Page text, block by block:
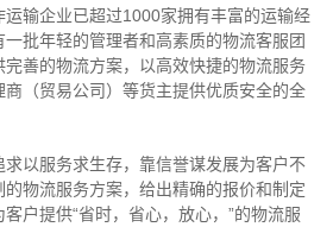
输企业已超过1000家拥有丰富的运输经
批年轻的管理者和高素质的物流客服团
完善的物流方案，以高效快捷的物流服务
（贸易公司）等货主提供优质安全的全
以服务求生存，靠信誉谋发展为客户不
物流服务方案，给出精确的报价和制定
户提供“省时，省心，放心，”的物流服